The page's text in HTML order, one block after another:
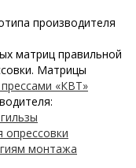
производителя
матриц правильной
Матрицы
«КВТ»
опрессовки
монтажа